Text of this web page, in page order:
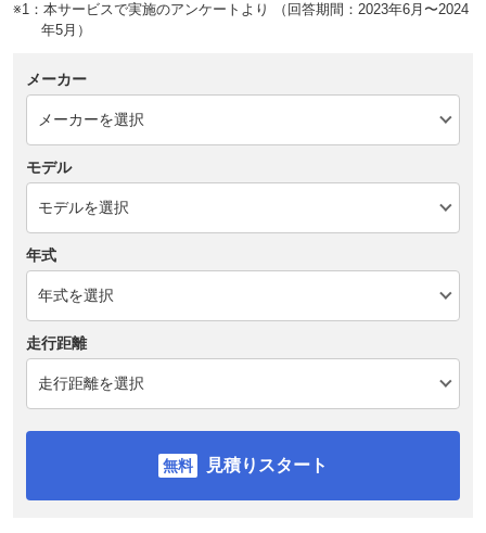
※1：本サービスで実施のアンケートより （回答期間：2023年6月〜2024
年5月）
メーカー
モデル
年式
走行距離
見積りスタート